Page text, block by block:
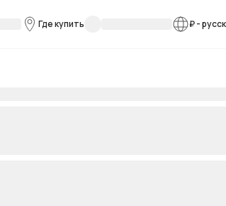
Где купить ₽-